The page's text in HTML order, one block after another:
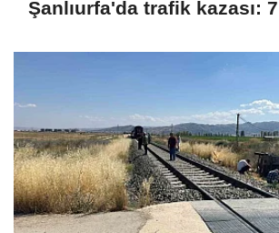
Şanlıurfa'da trafik kazası: